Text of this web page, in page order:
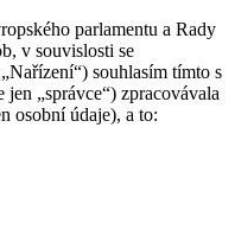
parlamentu a Rady
v souvislosti se
souhlasím tímto s
„správce“) zpracovávala
osobní údaje), a to: